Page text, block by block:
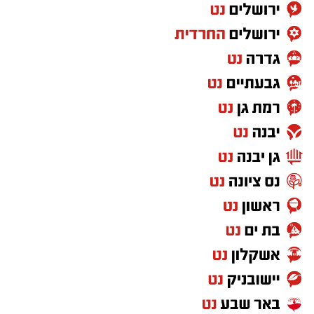
צבאית.
לכן, הטענה ש"חרדים לא מתאימים לצבא" פשוט
לא מתיישבת עם המציאות שנראית לעין.
ועזבו לרגע את דעתי האישית, שמי שלא תורם
למדינה לא יכול לצפות ליהנות מכל הזכויות שהיא
מעניקה. ולא חסרות דרכים לתרום למדינה שבה
אתה חי, מגדל את ילדיך וישן בביטחון מדי לילה.
אבל מעבר לשאלת השוויון בנטל, אני שואלת את
עצמי איזה מסר אנחנו מעבירים לילדים שלנו,
לציבור הישראלי ולעולם כולו.
מה הם רואים?
עם שמפוצל למחנות.